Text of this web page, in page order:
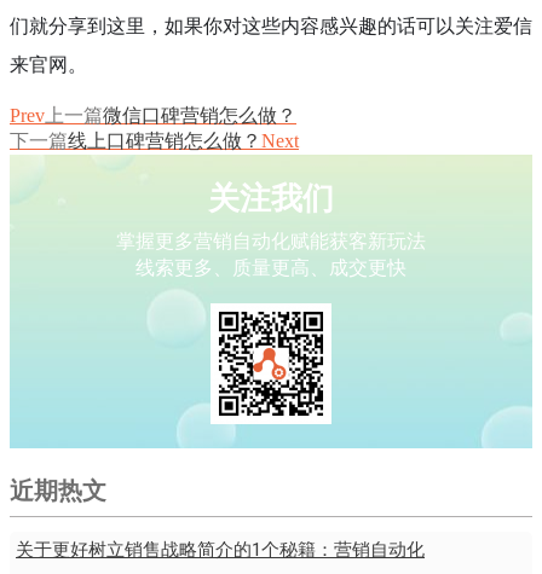
们就分享到这里，如果你对这些内容感兴趣的话可以关注爱信
来官网。
Prev 上一篇微信口碑营销怎么做？
下一篇线上口碑营销怎么做？ Next
关注我们
掌握更多营销自动化赋能获客新玩法
线索更多、质量更高、成交更快
近期热文
关于更好树立销售战略简介的1个秘籍：营销自动化